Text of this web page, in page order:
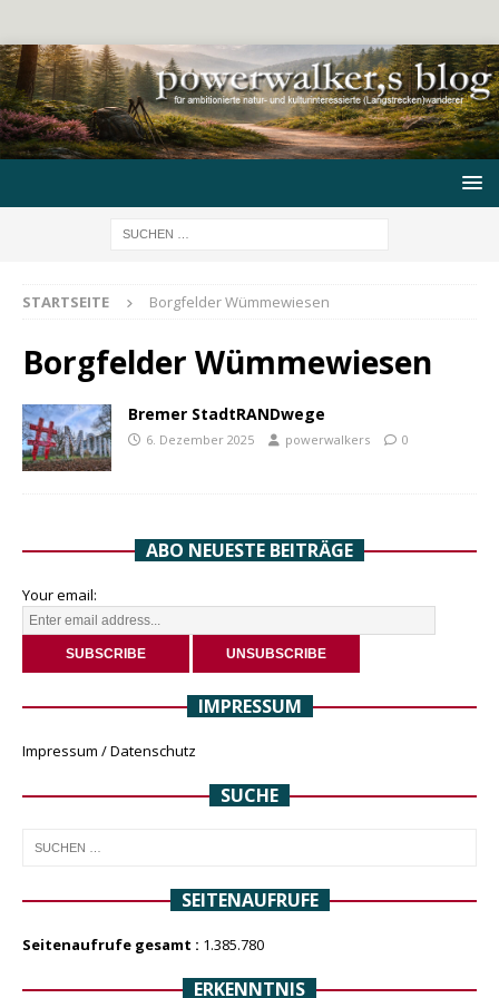
STARTSEITE Borgfelder Wümmewiesen
Borgfelder Wümmewiesen
Bremer StadtRANDwege
6. Dezember 2025 powerwalkers 0
ABO NEUESTE BEITRÄGE
Your email:
IMPRESSUM
Impressum / Datenschutz
SUCHE
SEITENAUFRUFE
Seitenaufrufe gesamt : 1.385.780
ERKENNTNIS